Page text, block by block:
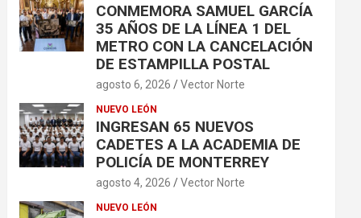
CONMEMORA SAMUEL GARCÍA
35 AÑOS DE LA LÍNEA 1 DEL
METRO CON LA CANCELACIÓN
DE ESTAMPILLA POSTAL
agosto 6, 2026 Vector Norte
NUEVO LEÓN
INGRESAN 65 NUEVOS
CADETES A LA ACADEMIA DE
POLICÍA DE MONTERREY
agosto 4, 2026 Vector Norte
NUEVO LEÓN